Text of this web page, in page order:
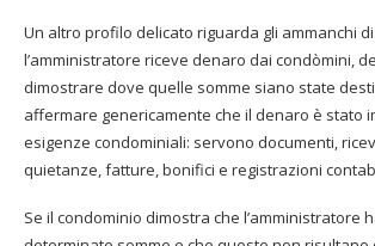
Un altro profilo delicato riguarda gli ammanchi
l’amministratore riceve denaro dai condòmini,
dimostrare dove quelle somme siano state
affermare genericamente che il denaro è stato
esigenze condominiali: servono documenti,
quietanze, fatture, bonifici e registrazioni
Se il condominio dimostra che l’amministratore